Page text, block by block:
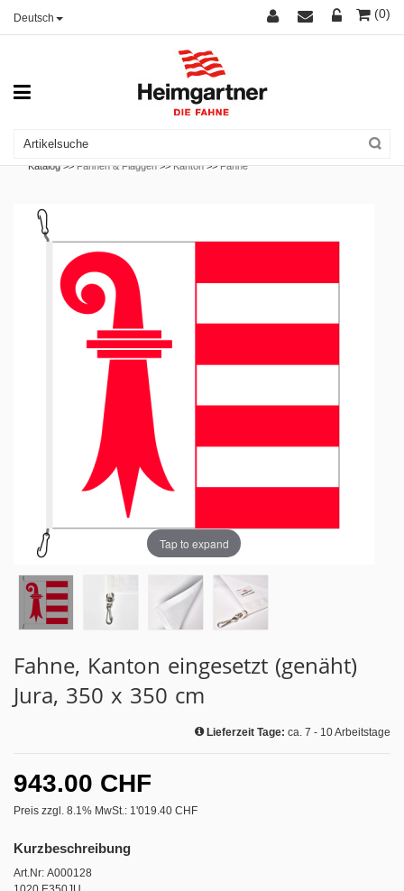
Deutsch (0)
Katalog >>Fahnen & Flaggen >>Kanton >>Fahne
Tap to expand
Fahne, Kanton eingesetzt (genäht)
Jura, 350 x 350 cm
Lieferzeit Tage: ca. 7 - 10 Arbeitstage
943.00 CHF
Preis zzgl. 8.1% MwSt.: 1'019.40 CHF
Kurzbeschreibung
Art.Nr: A000128